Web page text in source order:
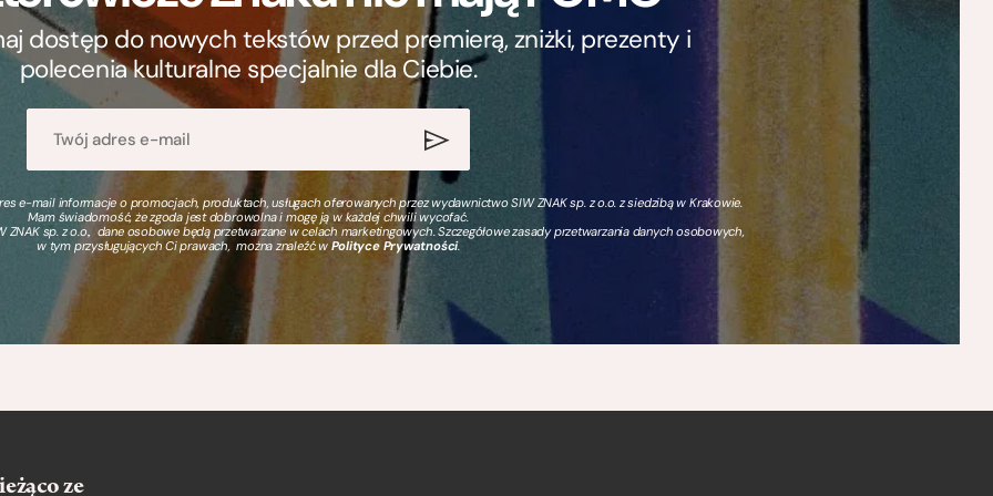
dostęp do nowych tekstów przed premierą, zniżki, prezenty i
polecenia kulturalne specjalnie dla Ciebie.
e-mail informacje o promocjach, produktach, usługach oferowanych przez wydawnictwo SIW ZNAK sp. z o.o. z siedzibą w Krakowie.
Mam świadomość, że zgoda jest dobrowolna i mogę ją w każdej chwili wycofać.
sp. z o.o., dane osobowe będą przetwarzane w celach marketingowych. Szczegółowe zasady przetwarzania danych osobowych,
w tym przysługujących Ci prawach, można znaleźć wPolityce Prywatności.
ze